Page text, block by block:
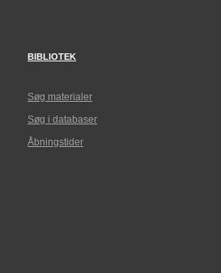
BIBLIOTEK
Søg materialer
Søg i databaser
Åbningstider